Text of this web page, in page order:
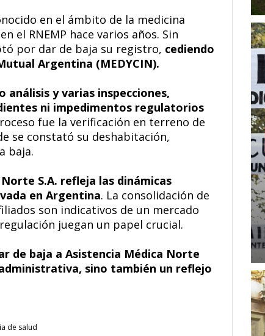
en el ámbito de la medicina
el RNEMP hace varios años. Sin
por dar de baja su registro, cediendo
Argentina (MEDYCIN).
y varias inspecciones,
ni impedimentos regulatorios
fue la verificación en terreno de
se constató su deshabitación,
baja.
S.A. refleja las dinámicas
en Argentina. La consolidación de
son indicativos de un mercado
juegan un papel crucial.
de baja a Asistencia Médica Norte
sino también un reflejo
de salud